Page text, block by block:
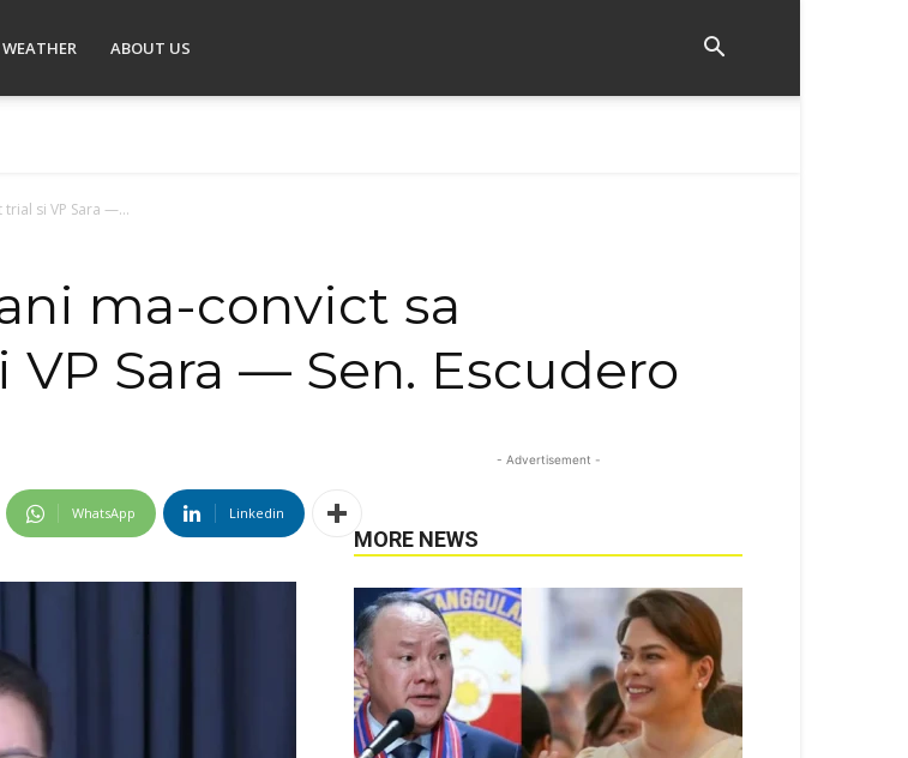
WEATHER ABOUT US
si VP Sara —...
ma-convict sa
Sara — Sen. Escudero
WhatsApp Linkedin
- Advertisement -
MORE NEWS